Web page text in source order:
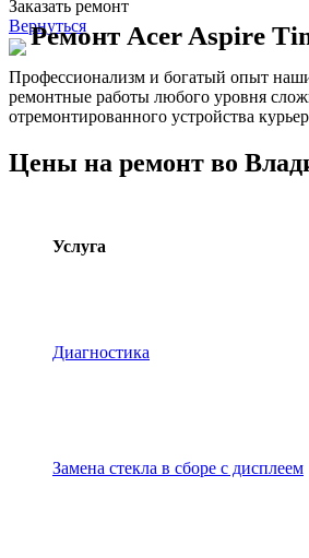
Заказать ремонт
Вернуться
Ремонт Acer Aspire
Профессионализм и богатый опыт
ремонтные работы любого уровня
отремонтированного устройства
Цены на ремонт во
Услуга
Диагностика
Замена стекла в сборе с дисплеем